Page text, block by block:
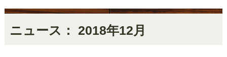
ニュース： 2018年12月